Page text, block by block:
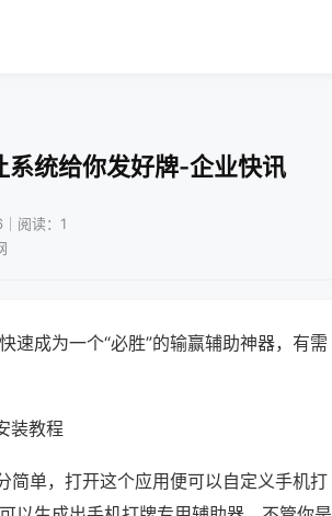
系统给你发好牌-企业快讯
阅读：1
速成为一个“必胜”的输赢辅助神器，有需
装教程
简单，打开这个应用便可以自定义手机打